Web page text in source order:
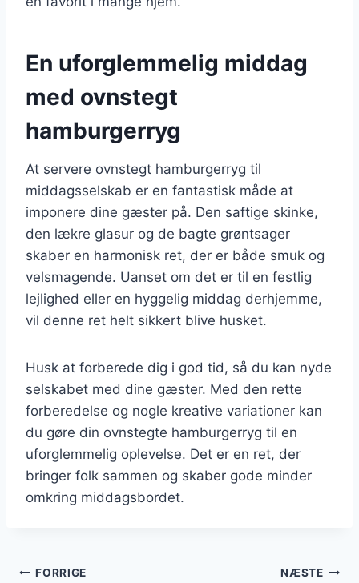
En uforglemmelig middag
med ovnstegt
hamburgerryg
At servere ovnstegt hamburgerryg til
middagsselskab er en fantastisk måde at
imponere dine gæster på. Den saftige skinke,
den lækre glasur og de bagte grøntsager
skaber en harmonisk ret, der er både smuk og
velsmagende. Uanset om det er til en festlig
lejlighed eller en hyggelig middag derhjemme,
vil denne ret helt sikkert blive husket.
Husk at forberede dig i god tid, så du kan nyde
selskabet med dine gæster. Med den rette
forberedelse og nogle kreative variationer kan
du gøre din ovnstegte hamburgerryg til en
uforglemmelig oplevelse. Det er en ret, der
bringer folk sammen og skaber gode minder
omkring middagsbordet.
Indlægsnavigation
FORRIGE NÆSTE